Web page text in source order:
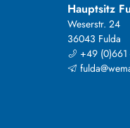
Hauptsitz
Weserstr. 24
36043 Fulda
+49